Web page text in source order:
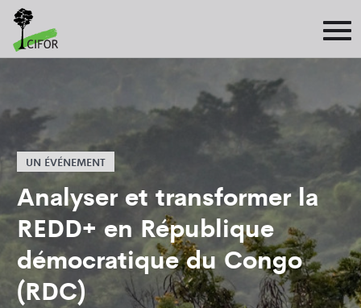
UN ÉVÉNEMENT
Analyser et transformer la
REDD+ en République
démocratique du Congo
(RDC)